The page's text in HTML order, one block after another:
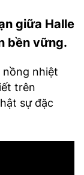
giữa Halle
bền vững.
nồng nhiệt
trên
sự đặc